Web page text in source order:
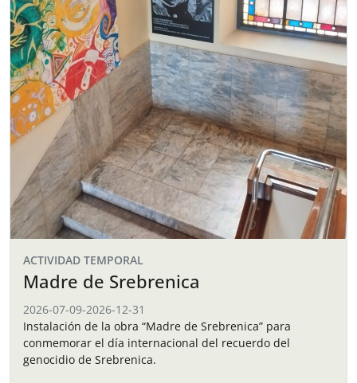
ACTIVIDAD TEMPORAL
Madre de Srebrenica
2026-07-09-2026-12-31
Instalación de la obra “Madre de Srebrenica” para
conmemorar el día internacional del recuerdo del
genocidio de Srebrenica.